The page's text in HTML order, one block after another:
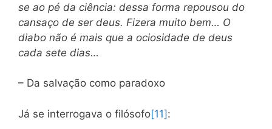
se ao pé da ciência: dessa forma repousou do
cansaço de ser deus. Fizera muito bem… O
diabo não é mais que a ociosidade de deus
cada sete dias…
– Da salvação como paradoxo
Já se interrogava o filósofo[11]: